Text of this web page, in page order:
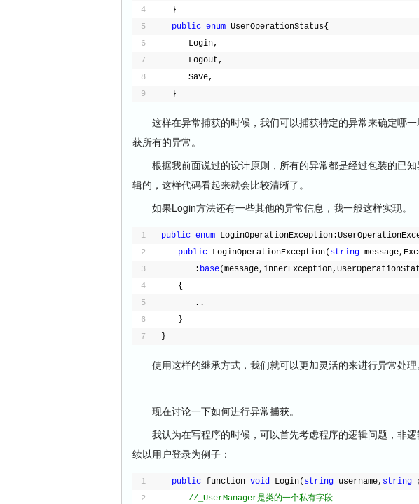
4
5
6
7
8
9
}
public enum UserOperationStatus{
Login,
Logout,
Save,
}
这样在异常捕获的时候，我们可以捕获特定的异常来确定哪一
获所有的异常。
根据我前面说过的设计原则，所有的异常都是经过包装的已知
辑的，这样代码看起来就会比较清晰了。
如果Login方法还有一些其他的异常信息，我一般这样实现。
1
2
3
4
5
6
7
public enum
public LoginOperationException( string
: base
{
..
}
}
使用这样的继承方式，我们就可以更加灵活的来进行异常处理
现在讨论一下如何进行异常捕获。
我认为在写程序的时候，可以首先考虑程序的逻辑问题，非逻
续以用户登录为例子：
1
2
public function void Login( string username, string
//_UserManager是类的一个私有字段